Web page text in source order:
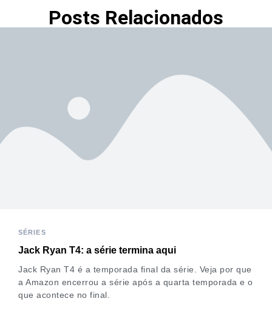
Posts Relacionados
SÉRIES
Jack Ryan T4: a série termina aqui
Jack Ryan T4 é a temporada final da série. Veja por que
a Amazon encerrou a série após a quarta temporada e o
que acontece no final.